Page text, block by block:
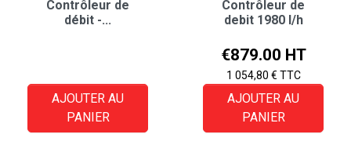
Contrôleur de
débit -...
AJOUTER AU
PANIER
Contrôleur de
debit 1980 l/h
Price
€879.00 HT
1 054,80 € TTC
AJOUTER AU
PANIER